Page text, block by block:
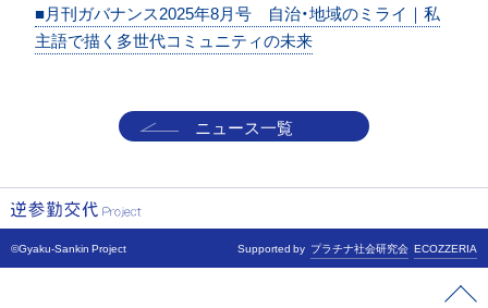
■月刊ガバナンス2025年8月号 自治・地域のミライ｜私
主語で描く多世代コミュニティの未来
ニュース一覧
©Gyaku-Sankin Project Supported by プラチナ社会研究会 ECOZZERIA